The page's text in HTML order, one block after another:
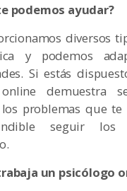
podemos ayudar?
diversos
y podemos
Si estás
demuestra
problemas que te
seguir los
un psicólogo